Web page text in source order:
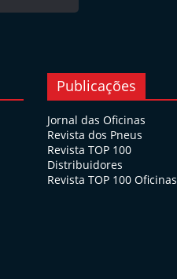
Publicações
Jornal das Oficinas
Revista dos Pneus
Revista TOP 100
Distribuidores
Revista TOP 100 Oficinas